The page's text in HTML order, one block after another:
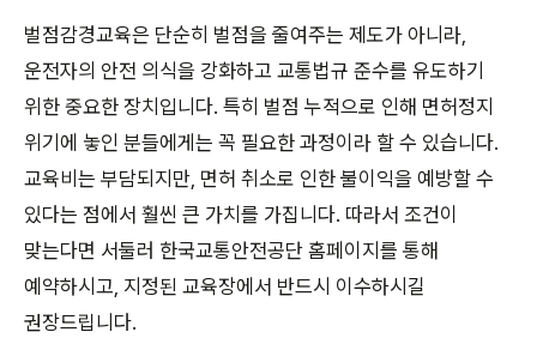
벌점감경교육은 단순히 벌점을 줄여주는 제도가 아니라,
운전자의 안전 의식을 강화하고 교통법규 준수를 유도하기
위한 중요한 장치입니다. 특히 벌점 누적으로 인해 면허정지
위기에 놓인 분들에게는 꼭 필요한 과정이라 할 수 있습니다.
교육비는 부담되지만, 면허 취소로 인한 불이익을 예방할 수
있다는 점에서 훨씬 큰 가치를 가집니다. 따라서 조건이
맞는다면 서둘러 한국교통안전공단 홈페이지를 통해
예약하시고, 지정된 교육장에서 반드시 이수하시길
권장드립니다.